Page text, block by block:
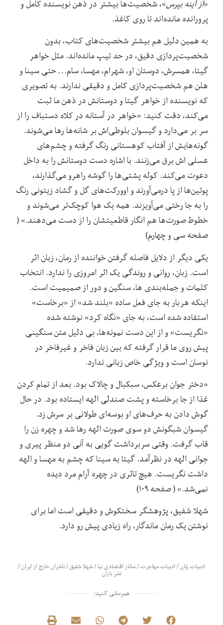
«از آینه بپرس»، شخصیت‌ها بیشتر در ذهن نویسنده کامل و
پرورانده مانده‌اند تا روی کاغذ.
به همین دلیل هم بیشتر شخصیت‌های کتاب، بدون
شخصیت‌پردازی دقیق، در حد تیپ مانده‌اند. مثل خواهر
گیتا، همسرش، دوستان او، شهرام، مهسا، سام… حتی سینا و
هلن هم شخصیت‌پردازی کامل و دقیقی ندارند. به تصویری
که نویسنده از خواهر گیتا و دوستانش در ذهن ما ثبت
می‌کند، دقت کنید: «خواهر در آستانه در کلاه دستباف را از
سر بر می‌دارد و گیسوان بلوطی‌اش بر شانه‌ها رها می‌شوند.
گونه‌هایش از آفتاب کوهستانی رنگ گرفته و چشم‌های
عسلی اش برق می‌زنند. با اشاره دست دوستانش را به داخل
دعوت می‌کند. کوله پشتی‌ها را گوشه راهرو می‌گذارند،
پوتین‌ها از پا درمی‌آورند و اوورکت‌های گل و گشاد زیتونی رنگ
را به جا رختی می‌آویزند. همه یک هوا کوچک‌‌تر می‌شوند و
خطوط صورت‌ها هم انگار قاطعیتشان را از دست می‌دهند.» (
صفحه سی و چهارم)
یکی دیگر از دلایل فاصله گرفتن خواننده از رمان، زبان اثر
است. زبان، روانی و روندگی یک اثر امروزی را ندارد. انتخاب
کلمات و جمله‌بندی ها، سنگین و دور از صمیمیت است.
اینکه هربار به جای فعل ساده «بلند شد» از «برخاست»
استفاده شده است، به جای «نگاه کرد» نوشته شده
«نگریست» و از این دست نمونه‌ها، بی دلیل متن سنگینی
پیش روی ما قرار گرفته که بین زبان فاخر و غیرفاخر در
نوسان است و ویژگی خاص زبانی ندارد.
«دختر جوان برعکس، سبکبال و چالاک بود. بعد از تمام کردن
غذا از جا برخاسته و پشت صندلی الهه ایستاده بود. در حال
گوش دادن به حرف‌های او بوسه‌ای طولانی بر سرش زد.
گیسوان شبگونش دو سوی صورت الهه رها شد و چهره زن را
قاب گرفت. وقتی سربرداشت گویی به آنی دو منظر پیری و
جوانی الهه در نظرآمد. گیتا به سینا که چشم به مهسا و الهه
داشت نگریست. هیچ تاثری در چهره آرام مرد دیده
نمی‌شد.» ( صفحه ۱۰۹)
شهلا شفیق، پژوهشگر سختکوش و دقیقی است اما برای
نوشتن یک رمان ماندگار، راه زیادی پیش رو دارد.
ادبیات زنان/ادبیات مهاجرت/ساناز اقتصادی نیا/شهلا شفیق/ناشران خارج از ایران/
نشر باران
همرسانی کنید: